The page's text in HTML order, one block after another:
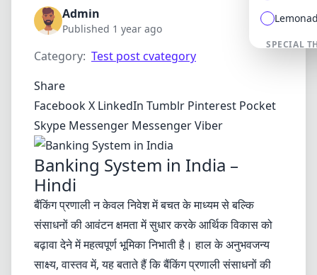
SPECIAL
NATURE
Admin
Published 1 year ago
Category: Test post cvategory
Share
FacebookX LinkedIn Tumblr Pinterest Pocket
Skype Messenger MessengerViber
Banking System in India –
Hindi
बैंकिंग प्रणाली न केवल निवेश में बचत के माध्यम से बल्कि
संसाधनों की आवंटन क्षमता में सुधार करके आर्थिक विकास को
बढ़ावा देने में महत्वपूर्ण भूमिका निभाती है। हाल के अनुभवजन्य
साक्ष्य, वास्तव में, यह बताते हैं कि बैंकिंग प्रणाली संसाधनों की